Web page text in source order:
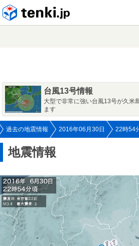
台風13号情報
大型で非常に強い台風13号が久米
ます
過去の地震情報 2016年06月30日 22時54
地震情報